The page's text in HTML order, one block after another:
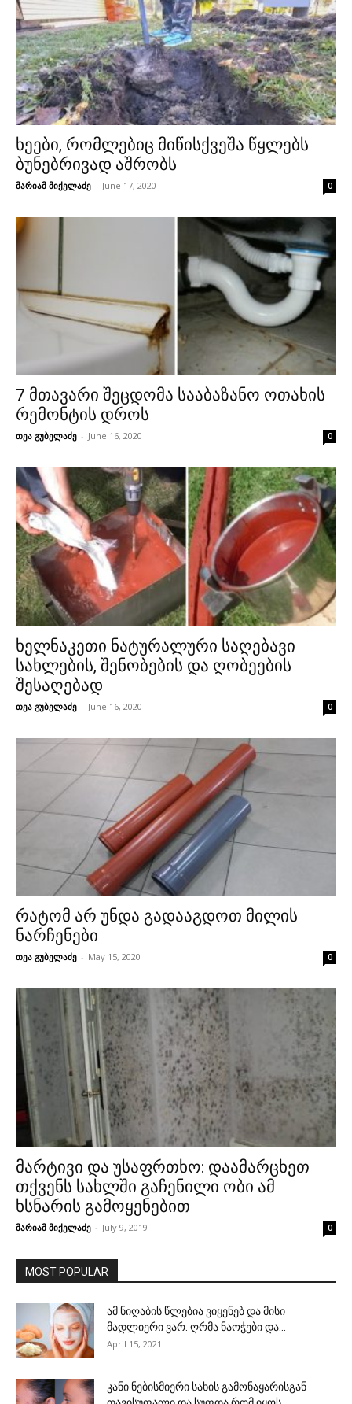
ხეები, რომლებიც მიწისქვეშა წყლებს
ბუნებრივად აშრობს
მარიამ მიქელაძე - June 17, 2020 0
7 მთავარი შეცდომა სააბაზანო ოთახის
რემონტის დროს
თეა გუბელაძე - June 16, 2020 0
ხელნაკეთი ნატურალური საღებავი
სახლების, შენობების და ღობეების
შესაღებად
თეა გუბელაძე - June 16, 2020 0
რატომ არ უნდა გადააგდოთ მილის
ნარჩენები
თეა გუბელაძე - May 15, 2020 0
მარტივი და უსაფრთხო: დაამარცხეთ
თქვენს სახლში გაჩენილი ობი ამ
ხსნარის გამოყენებით
მარიამ მიქელაძე - July 9, 2019 0
MOST POPULAR
ამ ნიღაბის წლებია ვიყენებ და მისი
მადლიერი ვარ. ღრმა ნაოჭები და...
April 15, 2021
კანი ნებისმიერი სახის გამონაყარისგან